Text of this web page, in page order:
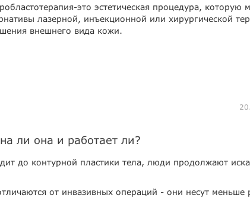
это эстетическая процедура, которую
лазерной, инъекционной или хирургической
внешнего вида кожи.
ли она и работает ли?
до контурной пластики тела, люди продолжают
от инвазивных операций - они несут меньше